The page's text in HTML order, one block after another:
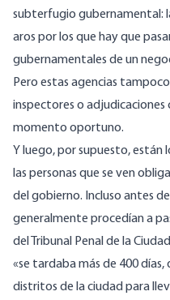
subterfugio gubernamental:
aros por los que hay que
gubernamentales de un
Pero estas agencias
inspectores o adjudicaciones
momento oportuno.
Y luego, por supuesto, están
las personas que se ven
del gobierno. Incluso antes
generalmente procedían a
del Tribunal Penal de la
«se tardaba más de 400
distritos de la ciudad para